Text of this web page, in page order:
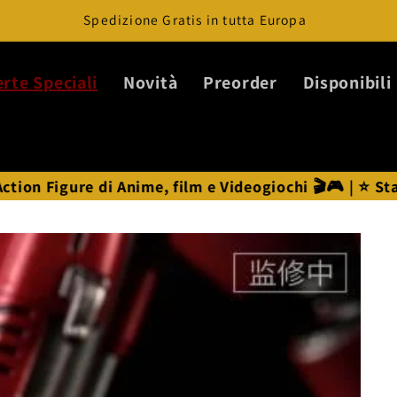
Spedizione Gratis in tutta Europa
Speciali Novità Preorder Disponibili
Anime, film e Videogiochi 🎬🎮 | ⭐ Statue Anime ⭐